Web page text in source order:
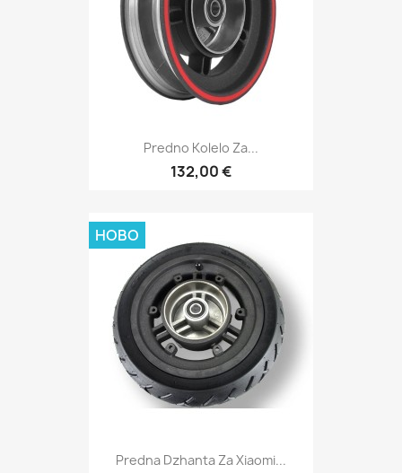
Predno Kolelo Za...
132,00 €
Predna Dzhanta Za Xiaomi...
НОВО